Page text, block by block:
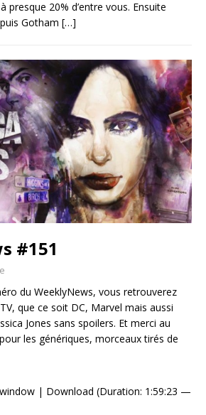
presque 20% d’entre vous. Ensuite
Gotham […]
#151
du WeeklyNews, vous retrouverez
que ce soit DC, Marvel mais aussi
Jones sans spoilers. Et merci au
les génériques, morceaux tirés de
| Download (Duration: 1:59:23 —